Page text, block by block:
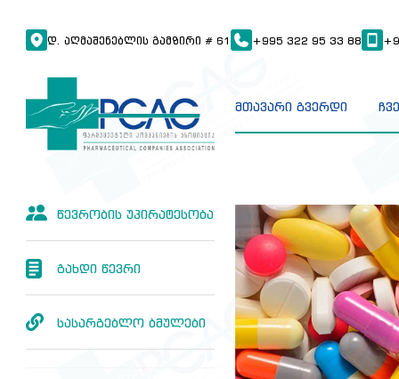
Დ. ᲐᲦᲛᲐᲨᲔᲜᲔᲑᲚᲘᲡ ᲒᲐᲛᲖᲘᲠᲘ # 61 +995 322 95 33 88
მთავარი გვერდი
წევრობის უპირატესობა
გახდი წევრი
სასარგებლო ბმულები